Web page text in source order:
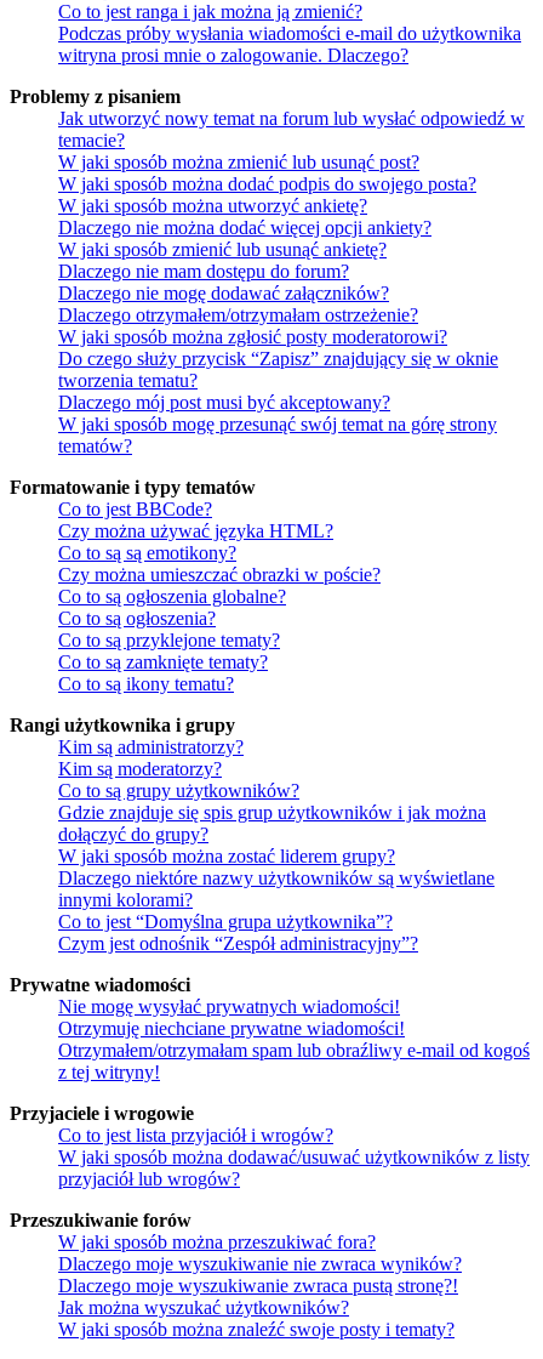
Co to jest ranga i jak można ją zmienić?
Podczas próby wysłania wiadomości e-mail do użytkownika
witryna prosi mnie o zalogowanie. Dlaczego?
Problemy z pisaniem
Jak utworzyć nowy temat na forum lub wysłać odpowiedź w
temacie?
W jaki sposób można zmienić lub usunąć post?
W jaki sposób można dodać podpis do swojego posta?
W jaki sposób można utworzyć ankietę?
Dlaczego nie można dodać więcej opcji ankiety?
W jaki sposób zmienić lub usunąć ankietę?
Dlaczego nie mam dostępu do forum?
Dlaczego nie mogę dodawać załączników?
Dlaczego otrzymałem/otrzymałam ostrzeżenie?
W jaki sposób można zgłosić posty moderatorowi?
Do czego służy przycisk “Zapisz” znajdujący się w oknie
tworzenia tematu?
Dlaczego mój post musi być akceptowany?
W jaki sposób mogę przesunąć swój temat na górę strony
tematów?
Formatowanie i typy tematów
Co to jest BBCode?
Czy można używać języka HTML?
Co to są są emotikony?
Czy można umieszczać obrazki w poście?
Co to są ogłoszenia globalne?
Co to są ogłoszenia?
Co to są przyklejone tematy?
Co to są zamknięte tematy?
Co to są ikony tematu?
Rangi użytkownika i grupy
Kim są administratorzy?
Kim są moderatorzy?
Co to są grupy użytkowników?
Gdzie znajduje się spis grup użytkowników i jak można
dołączyć do grupy?
W jaki sposób można zostać liderem grupy?
Dlaczego niektóre nazwy użytkowników są wyświetlane
innymi kolorami?
Co to jest “Domyślna grupa użytkownika”?
Czym jest odnośnik “Zespół administracyjny”?
Prywatne wiadomości
Nie mogę wysyłać prywatnych wiadomości!
Otrzymuję niechciane prywatne wiadomości!
Otrzymałem/otrzymałam spam lub obraźliwy e-mail od kogoś
z tej witryny!
Przyjaciele i wrogowie
Co to jest lista przyjaciół i wrogów?
W jaki sposób można dodawać/usuwać użytkowników z listy
przyjaciół lub wrogów?
Przeszukiwanie forów
W jaki sposób można przeszukiwać fora?
Dlaczego moje wyszukiwanie nie zwraca wyników?
Dlaczego moje wyszukiwanie zwraca pustą stronę?!
Jak można wyszukać użytkowników?
W jaki sposób można znaleźć swoje posty i tematy?